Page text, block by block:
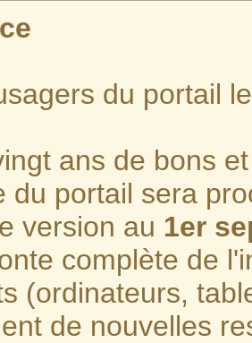
du portail
ans de bons
du portail sera
version au 1er
complète de
(ordinateurs,
de nouvelles